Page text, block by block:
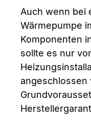
Auch wenn bei
Wärmepumpe
Komponenten
sollte es nur
angeschlossen